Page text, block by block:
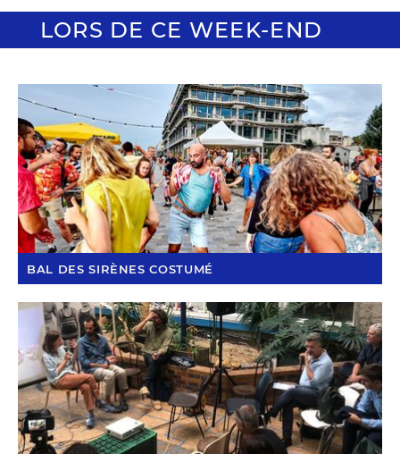
LORS DE CE WEEK-END
BAL DES SIRÈNES COSTUMÉ